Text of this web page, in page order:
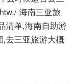
海南三亚旅
清单,海南自助游
,去三亚旅游大概